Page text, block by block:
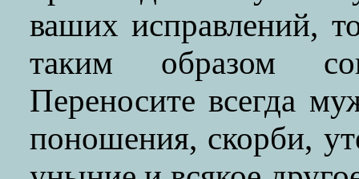
ваших исправлений,
таким образом
Переносите всегда
поношения, скорби,